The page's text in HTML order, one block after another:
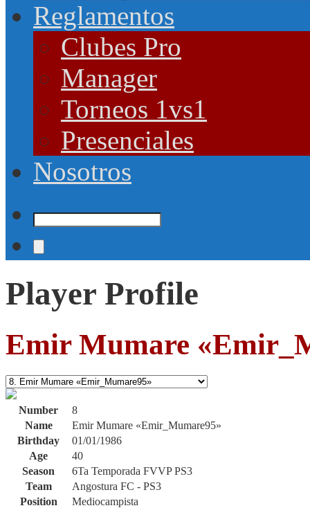
Reglamentos
Clubes Pro
Manager
Torneos 1vs1
Presenciales
Nosotros
Player Profile
Emir Mumare
Number
8
Name
Emir Mumare «Emir_Mumare95»
Birthday
01/01/1986
Age
40
Season
6Ta Temporada FVVP PS3
Team
Angostura FC - PS3
Position
Mediocampista